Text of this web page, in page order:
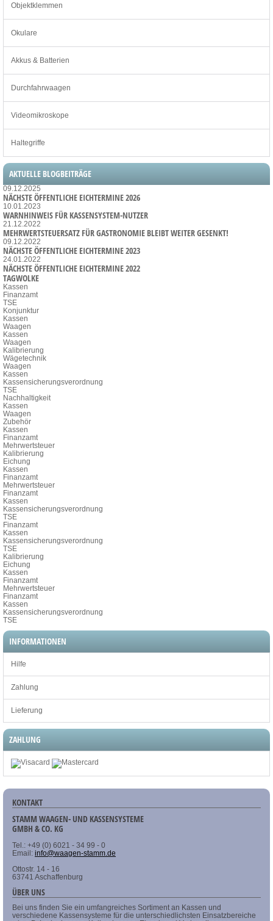
Objektklemmen
Okulare
Akkus & Batterien
Durchfahrwaagen
Videomikroskope
Haltegriffe
AKTUELLE BLOGBEITRÄGE
09.12.2025
NÄCHSTE ÖFFENTLICHE EICHTERMINE 2026
10.01.2023
WARNHINWEIS FÜR KASSENSYSTEM-NUTZER
21.12.2022
MEHRWERTSTEUERSATZ FÜR GASTRONOMIE BLEIBT WEITER GESENKT!
09.12.2022
NÄCHSTE ÖFFENTLICHE EICHTERMINE 2023
24.01.2022
NÄCHSTE ÖFFENTLICHE EICHTERMINE 2022
TAGWOLKE
Kassen
Finanzamt
TSE
Konjunktur
Kassen
Waagen
Kassen
Waagen
Kalibrierung
Wägetechnik
Waagen
Kassen
Kassensicherungsverordnung
TSE
Nachhaltigkeit
Kassen
Waagen
Zubehör
Kassen
Finanzamt
Mehrwertsteuer
Kalibrierung
Eichung
Kassen
Finanzamt
Mehrwertsteuer
Finanzamt
Kassen
Kassensicherungsverordnung
TSE
Finanzamt
Kassen
Kassensicherungsverordnung
TSE
Kalibrierung
Eichung
Kassen
Finanzamt
Mehrwertsteuer
Finanzamt
Kassen
Kassensicherungsverordnung
TSE
INFORMATIONEN
Hilfe
Zahlung
Lieferung
ZAHLUNG
KONTAKT
STAMM WAAGEN- UND KASSENSYSTEME
GMBH & CO. KG
Tel.: +49 (0) 6021 - 34 99 - 0
Email: info@waagen-stamm.de
Ottostr. 14 - 16
63741 Aschaffenburg
ÜBER UNS
Bei uns finden Sie ein umfangreiches Sortiment an Kassen und
verschiedene Kassensysteme für die unterschiedlichsten Einsatzbereiche